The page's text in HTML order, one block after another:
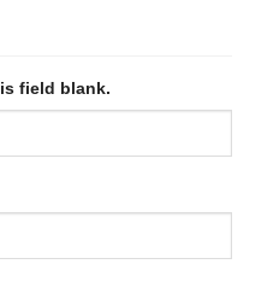
field blank.